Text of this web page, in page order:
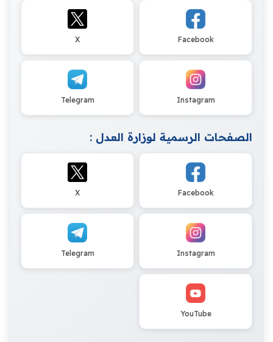
Facebook
X
Instagram
Telegram
الصفحات الرسمية لوزارة العدل :
Facebook
X
Instagram
Telegram
YouTube